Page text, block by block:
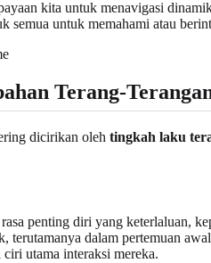
kita untuk menavigasi
semua untuk memahami atau
Terang-
dicirikan oleh tingkah laku
penting diri yang keterlaluan,
terutamanya dalam pertemuan
utama interaksi mereka.